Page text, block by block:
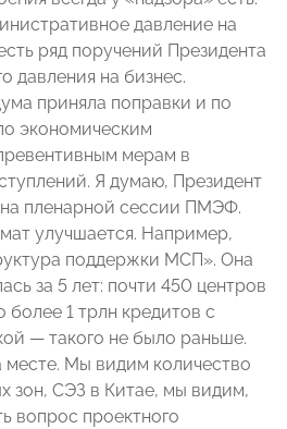
давление на
ряд поручений Президента
давления на бизнес.
приняла поправки и по
экономическим
мерам в
Я думаю, Президент
на пленарной сессии ПМЭФ.
улучшается. Например,
поддержки МСП». Она
за 5 лет: почти 450 центров
1 трлн кредитов с
— такого не было раньше.
Мы видим количество
зон, СЭЗ в Китае, мы видим,
вопрос проектного